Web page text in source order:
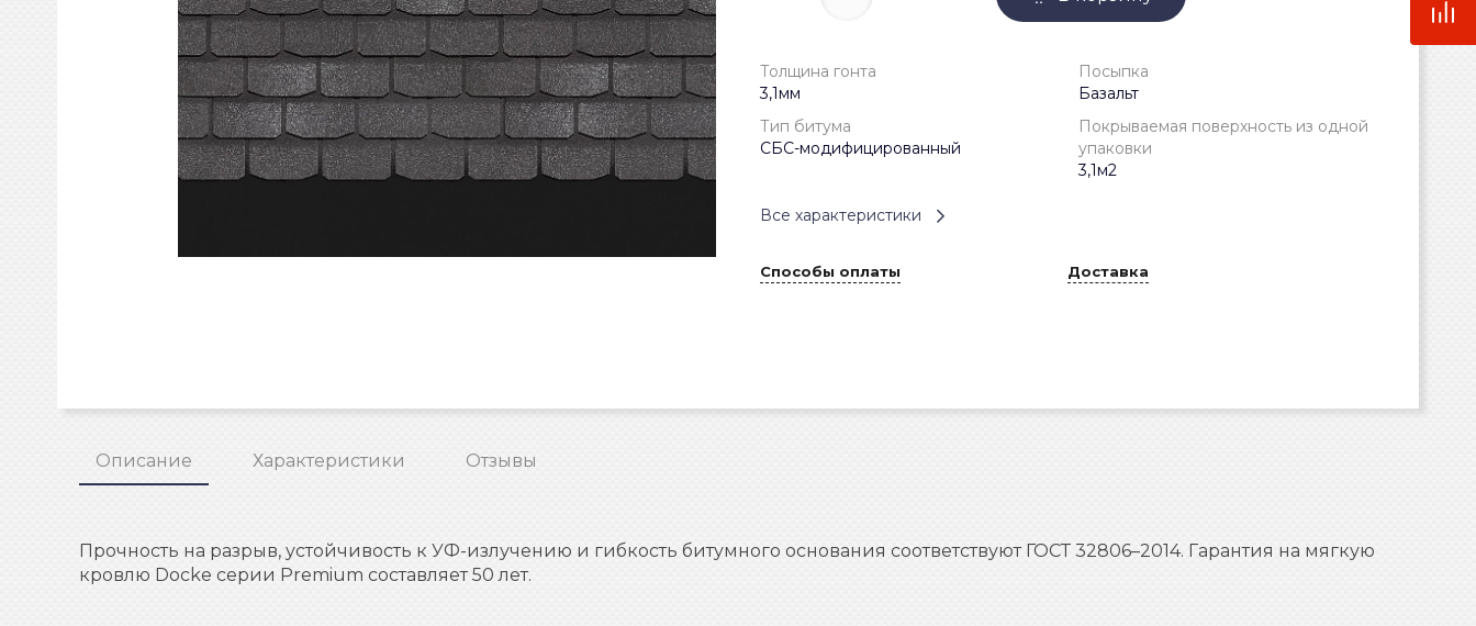
Толщина гонта
3,1мм
Посыпка
Базальт
Тип битума
СБС-модифицированный
Покрываемая поверхность из одной
упаковки
3,1м2
Все характеристики
Способы оплаты Доставка
Описание Характеристики Отзывы
Прочность на разрыв, устойчивость к УФ-излучению и гибкость битумного основания соответствуют ГОСТ 32806–2014. Гарантия на мягкую
кровлю Docke серии Premium составляет 50 лет.